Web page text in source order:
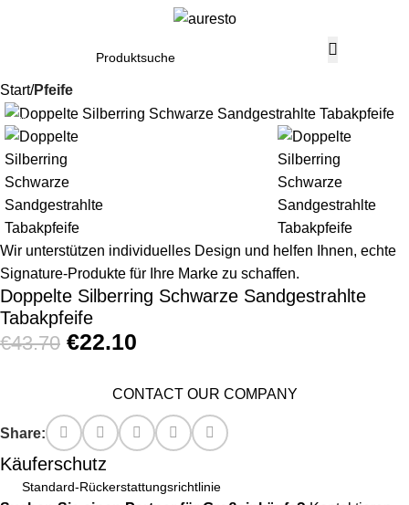
Start Pfeife
-49%
Wir unterstützen individuelles Design und helfen Ihnen, echte
Signature-Produkte für Ihre Marke zu schaffen.
Doppelte Silberring Schwarze Sandgestrahlte
Tabakpfeife
€43.70 €22.10
CONTACT OUR COMPANY
Share:
Käuferschutz
Standard-Rückerstattungsrichtlinie